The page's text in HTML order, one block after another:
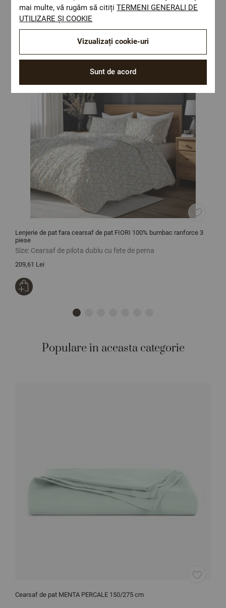
Optiuni de a combina
Lenjerie de pat fara cearsaf de pat FIORI 100% bumbac ranforce 3
piese
Size: Cearsaf de pilota dublu cu fete de perna
209,61 Lei
Populare in aceasta categorie
Cearsaf de pat MENTA PERCALE 150/275 cm
mai multe, vă rugăm să citițiTERMENI GENERALI DE
UTILIZARE ȘI COOKIE
Sunt de acord
Vizualizați cookie-uri